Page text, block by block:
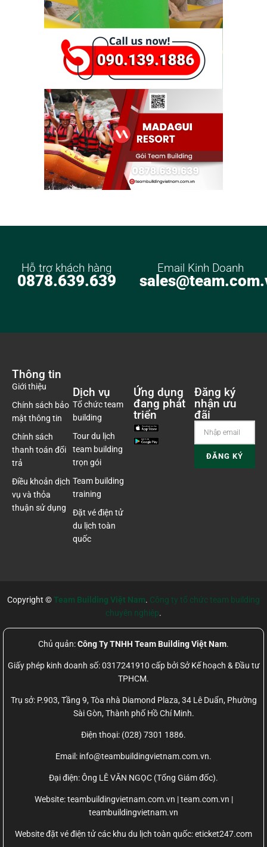
Hỗ trợ khách hàng
0878.639.639
Email Kinh Doanh
Thông tin
Giới thiệu
Chính sách bảo
mật thông tin
Chính sách
thanh toán đổi
trả
Điều khoản dịch
vụ và thỏa
thuận sử dụng
Dịch vụ
Tổ chức team
building
Tour du lịch
team building
trọn gói
Team building
training
Đặt vé điện tử
du lịch toàn
quốc
Ứng dụng
đang phát
triển
Đăng ký
nhận ưu
đãi
Copyright ©Team Building Việt Nam. Công ty tổ chức team building
chuyên nghiệp.
Chủ quản:Công Ty TNHH Team Building Việt Nam.
Giấy phép kinh doanh số: 0317241910 cấp bởi Sở Kế hoạch & Đầu tư
TPHCM.
Trụ sở: P.903, Tầng 9, Tòa nhà Diamond Plaza, 34 Lê Duẩn, Phường
Sài Gòn, Thành phố Hồ Chí Minh.
Điện thoại: (028) 7301 1886.
Email: info@teambuildingvietnam.com.vn.
Đại điện: Ông LÊ VĂN NGỌC (Tổng Giám đốc).
Website:teambuildingvietnam.com.vn | team.com.vn |
teambuildingvietnam.vn
Website đặt vé điện tử các khu du lịch toàn quốc: eticket247.com